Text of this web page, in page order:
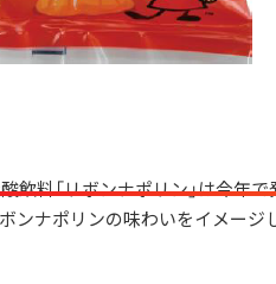
料「リボンナポリン」は今年
ンナポリンの味わいをイメージ